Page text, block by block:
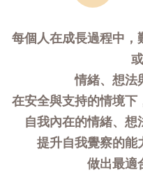
每個人在成長過程中，
情緒、想法
在安全與支持的情境下
自我內在的情緒、想
提升自我覺察的能
做出最適